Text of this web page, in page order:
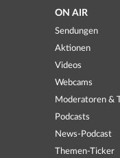
ON AIR
Sendungen
Aktionen
Videos
Webcams
Moderatoren &
Podcasts
News-Podcast
Themen-Ticker